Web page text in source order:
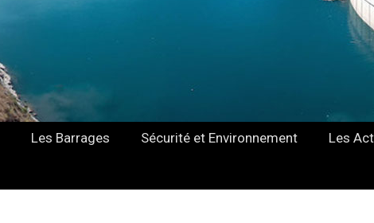
Les Barrages Sécurité et Environnement Les